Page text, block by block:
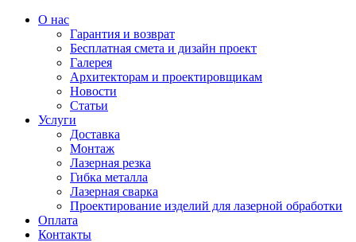
О нас
Гарантия и возврат
Бесплатная смета и дизайн проект
Галерея
Архитекторам и проектировщикам
Новости
Статьи
Услуги
Доставка
Монтаж
Лазерная резка
Гибка металла
Лазерная сварка
Проектирование изделий для лазерной обработки
Оплата
Контакты